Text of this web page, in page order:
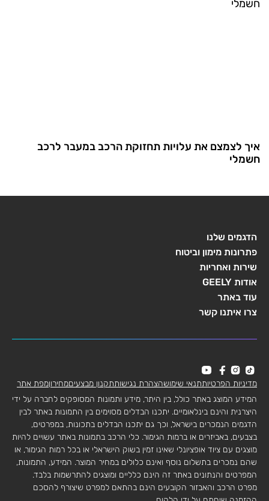
איך לצמצם את עלויות תחזוקת הרכב במעבר לרכב
חשמלי
הדגמים שלנו
פתרונות מימון וביטוח
שירות ואחריות
אודות GEELY
עוד באתר
צרו איתנו קשר
מדיניות הפרטיותתנאי שימושהצהרת נגישותתקנון מבצעיםמחירוןמפת אתר
המידע המוצג באתר כולל, בין היתר, מידע ותמונות המסופקים לחברה על ידי
היצרנית והינם בינלאומיים. יתכנו הבדלים מסוימים בין התמונות באתר לבין
הדגמים הנמכרים בישראל, וכך גם יתכנו הבדלים בתכונות, במפרטים,
בצבעים, באביזרים או ברמות הגימור. כלי הרכב בתמונות באתר עשויים להיות
מוצגים עם ציוד אופציונלי שאינו זמין בשוק הישראלי או בכל רמות הגימור, או
שהם נמכרים בתשלום נוסף ואינם כלולים במחיר המוצר. המידע, התמונות,
המפרטים והנתונים באתר זה הינם כלליים ומוצגים להתרשמות בלבד.
מפרט הרכב והאבזור הקובעים הינם בהתאם למפרט שיצורף להסכם